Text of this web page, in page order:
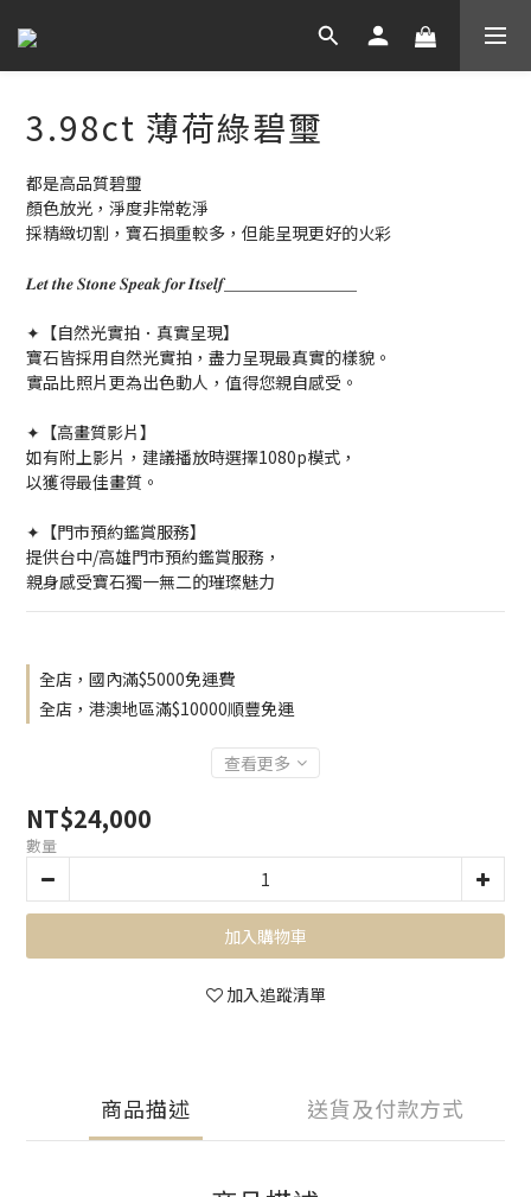
3.98ct 薄荷綠碧璽
都是高品質碧璽
顏色放光，淨度非常乾淨
採精緻切割，寶石損重較多，但能呈現更好的火彩
𝑳𝒆𝒕 𝒕𝒉𝒆 𝑺𝒕𝒐𝒏𝒆 𝑺𝒑𝒆𝒂𝒌 𝒇𝒐𝒓 𝑰𝒕𝒔𝒆𝒍𝒇＿＿＿＿＿＿＿＿
✦【自然光實拍．真實呈現】
寶石皆採用自然光實拍，盡力呈現最真實的樣貌。
實品比照片更為出色動人，值得您親自感受。
✦【高畫質影片】
如有附上影片，建議播放時選擇1080p模式，
以獲得最佳畫質。
✦【門市預約鑑賞服務】
提供台中/高雄門市預約鑑賞服務，
親身感受寶石獨一無二的璀璨魅力
全店，國內滿$5000免運費
全店，港澳地區滿$10000順豐免運
查看更多
NT$24,000
數量
加入購物車
加入追蹤清單
商品描述 送貨及付款方式